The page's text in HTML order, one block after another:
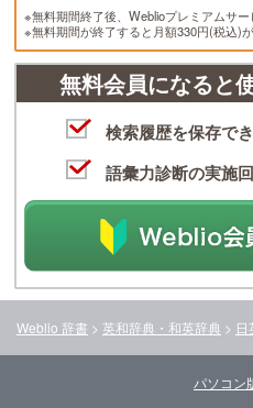
※無料期間終了後、Weblioプレミアムサー
※無料期間が終了すると月額330円(税込)が
無料会員になると
検索履歴を保存で
語彙力診断の実施
Weblio 辞書 > 英和辞典・和英辞典 >
パソコン